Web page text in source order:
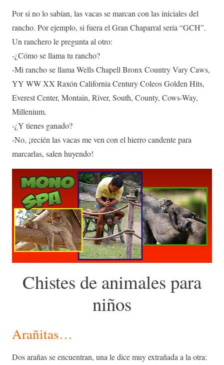
Por si no lo sabían, las vacas se marcan con las iniciales del
rancho. Por ejemplo, si fuera el Gran Chaparral sería “GCH”.
Un ranchero le pregunta al otro:
-¿Cómo se llama tu rancho?
-Mi rancho se llama Wells Chapell Bronx Country Vary Caws,
YY WW XX Raxón California Century Coleos Golden Hits,
Everest Center, Montain, River, South, County, Cows-Way,
Millenium.
-¿Y tienes ganado?
-No, ¡recién las vacas me ven con el hierro candente para
marcarlas, salen huyendo!
Chistes de animales para
niños
Arañitas…
Dos arañas se encuentran, una le dice muy extrañada a la otra: